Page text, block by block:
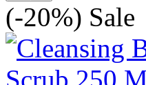
(-20%) Sale